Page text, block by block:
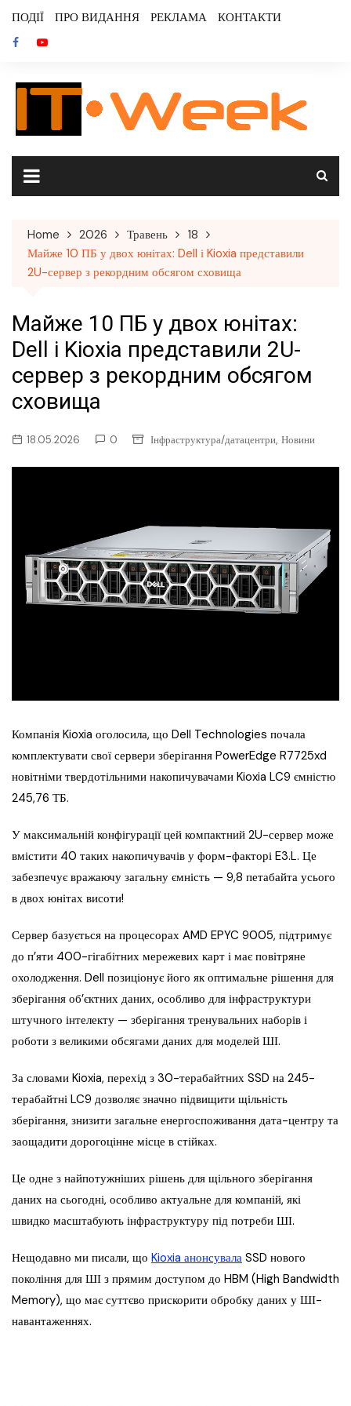
content
ПОДІЇ ПРО ВИДАННЯ РЕКЛАМА КОНТАКТИ
Home 2026 Травень
18
Майже 10 ПБ у двох юнітах: Dell і Kioxia представили
2U-сервер з рекордним обсягом сховища
Майже 10 ПБ у двох юнітах:
Dell і Kioxia представили 2U-
сервер з рекордним обсягом
сховища
18.05.2026 0 Інфраструктура/датацентри, Новини
Компанія Kioxia оголосила, що Dell Technologies почала
комплектувати свої сервери зберігання PowerEdge R7725xd
новітніми твердотільними накопичувачами Kioxia LC9 ємністю
245,76 ТБ.
У максимальній конфігурації цей компактний 2U-сервер може
вмістити 40 таких накопичувачів у форм-факторі E3.L. Це
забезпечує вражаючу загальну ємність — 9,8 петабайта усього
в двох юнітах висоти!
Сервер базується на процесорах AMD EPYC 9005, підтримує
до п’яти 400-гігабітних мережевих карт і має повітряне
охолодження. Dell позиціонує його як оптимальне рішення для
зберігання об’єктних даних, особливо для інфраструктури
штучного інтелекту — зберігання тренувальних наборів і
роботи з великими обсягами даних для моделей ШІ.
За словами Kioxia, перехід з 30-терабайтних SSD на 245-
терабайтні LC9 дозволяє значно підвищити щільність
зберігання, знизити загальне енергоспоживання дата-центру та
заощадити дорогоцінне місце в стійках.
Це одне з найпотужніших рішень для щільного зберігання
даних на сьогодні, особливо актуальне для компаній, які
швидко масштабують інфраструктуру під потреби ШІ.
Нещодавно ми писали, що Kioxia анонсувала SSD нового
покоління для ШІ з прямим доступом до HBM (High Bandwidth
Memory), що має суттєво прискорити обробку даних у ШІ-
навантаженнях.